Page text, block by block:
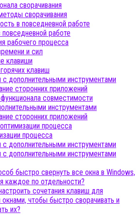
сворачивания
сворачивания
в повседневной работе
работе
рабочего процесса
и сил
клавиши
клавиш
с дополнительными инструментами
сторонних приложений
совместимости
инструментами
сторонних приложений
процесса
процесса
с дополнительными инструментами
с дополнительными инструментами
быстро свернуть все окна в Windows,
каждое по отдельности?
сочетания клавиш для
окнами, чтобы быстро сворачивать и
их?